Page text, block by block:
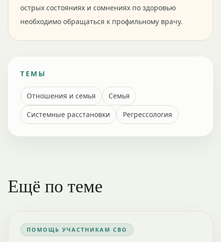
острых состояниях и сомнениях по здоровью
необходимо обращаться к профильному врачу.
ТЕМЫ
Отношения и семья
Семья
Системные расстановки
Регрессология
Ещё по теме
ПОМОЩЬ УЧАСТНИКАМ СВО